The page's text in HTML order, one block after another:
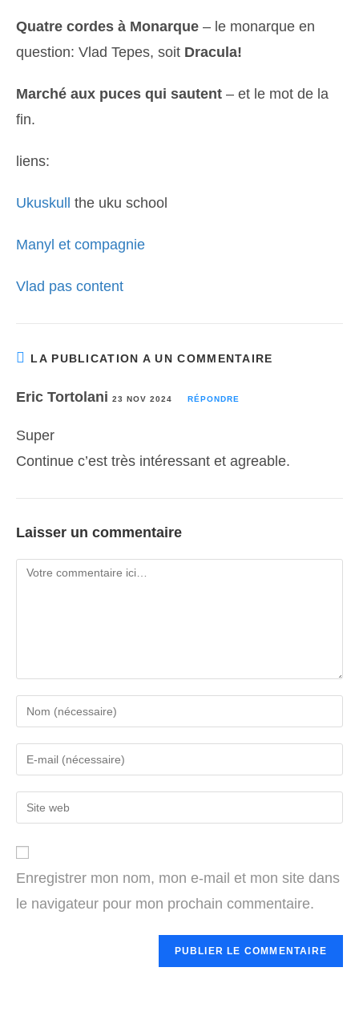
Quatre cordes à Monarque – le monarque en
question: Vlad Tepes, soit Dracula!
Marché aux puces qui sautent – et le mot de la
fin.
liens:
Ukuskull the uku school
Manyl et compagnie
Vlad pas content
LA PUBLICATION A UN COMMENTAIRE
Eric Tortolani 23 NOV 2024 RÉPONDRE
Super
Continue c’est très intéressant et agreable.
Laisser un commentaire
Comment
your
name
comment
your
email
address
your
URL
(optional)
Enregistrer mon nom, mon e-mail et mon site dans
le navigateur pour mon prochain commentaire.